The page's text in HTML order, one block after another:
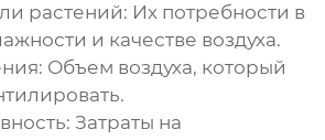
растений: Их потребности в
и качестве воздуха.
Объем воздуха, который
Затраты на